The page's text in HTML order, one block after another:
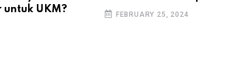
untuk UKM?
FEBRUARY 25, 2024